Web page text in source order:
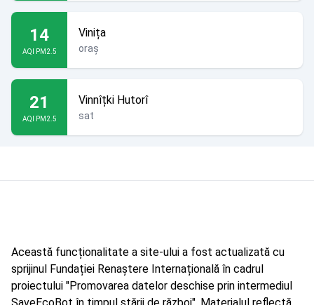
14
AQI PM2.5
Vinița
oraș
21
AQI PM2.5
Vinnîțki Hutorî
sat
Această funcționalitate a site-ului a fost actualizată cu
sprijinul Fundației Renaștere Internațională în cadrul
proiectului "Promovarea datelor deschise prin intermediul